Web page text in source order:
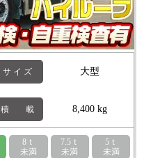
サ イ ズ 大型
積 載 8,400 kg
8ｔ
未満
7.5ｔ
未満
5ｔ
未満